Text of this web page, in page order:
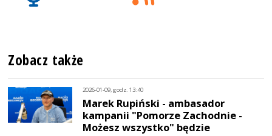
Zobacz także
2026-01-09, godz. 13:40
Marek Rupiński - ambasador
kampanii "Pomorze Zachodnie -
Możesz wszystko" będzie